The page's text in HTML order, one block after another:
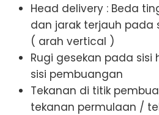
Head delivery : Beda
dan jarak terjauh pada
( arah vertical )
Rugi gesekan pada
sisi pembuangan
Tekanan di titik
tekanan permulaan /